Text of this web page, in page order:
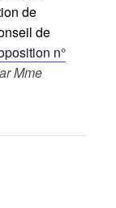
de
de
n°
Mme